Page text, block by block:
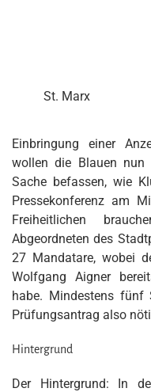
St. Marx
Einbringung einer
wollen die Blauen nun
Sache befassen, wie
Pressekonferenz am
Freiheitlichen
Abgeordneten des
27 Mandatare, wobei
Wolfgang Aigner
habe. Mindestens fünf
Prüfungsantrag also
Hintergrund
Der Hintergrund: In